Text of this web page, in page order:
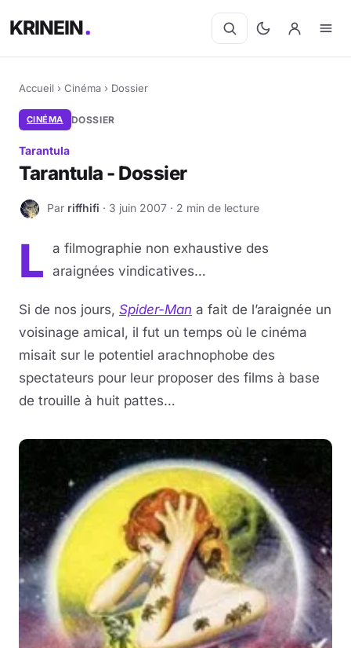
KRINEIN
Accueil › Cinéma › Dossier
CINÉMA DOSSIER
Tarantula
Tarantula - Dossier
R Par riffhifi · 3 juin 2007 · 2 min de lecture
L a filmographie non exhaustive des
araignées vindicatives…
Si de nos jours, Spider-Man a fait de l’araignée un
voisinage amical, il fut un temps où le cinéma
misait sur le potentiel arachnophobe des
spectateurs pour leur proposer des films à base
de trouille à huit pattes…